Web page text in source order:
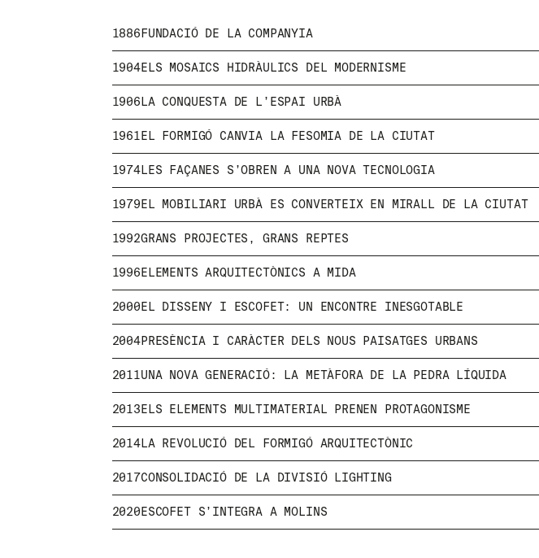
1886 FUNDACIÓ DE LA COMPANYIA
1904ELS MOSAICS HIDRÀULICS DEL MODERNISME
1906 LA CONQUESTA DE L’ESPAI URBÀ
1961EL FORMIGÓ CANVIA LA FESOMIA DE LA CIUTAT
1974LES FAÇANES S’OBREN A UNA NOVA TECNOLOGIA
1979EL MOBILIARI URBÀ ES CONVERTEIX EN MIRALL DE LA CIUTAT
1992GRANS PROJECTES, GRANS REPTES
1996ELEMENTS ARQUITECTÒNICS A MIDA
2000EL DISSENY I ESCOFET: UN ENCONTRE INESGOTABLE
2004PRESÈNCIA I CARÀCTER DELS NOUS PAISATGES URBANS
2011UNA NOVA GENERACIÓ: LA METÀFORA DE LA PEDRA LÍQUIDA
2013ELS ELEMENTS MULTIMATERIAL PRENEN PROTAGONISME
2014LA REVOLUCIÓ DEL FORMIGÓ ARQUITECTÒNIC
2017CONSOLIDACIÓ DE LA DIVISIÓ LIGHTING
2020ESCOFET S’INTEGRA A MOLINS
MENU
NOSALTRES
PRODUCTES
PROJECTES
DISSENYADORS
STORIES
CONTACTE
DESCÀRREGUES
RRSS
IG
IN
FB
VIMEO
NEWSLETTER
NEWSLETTER
ENVIA
WE ARE MOLINS
CERTIFICATS